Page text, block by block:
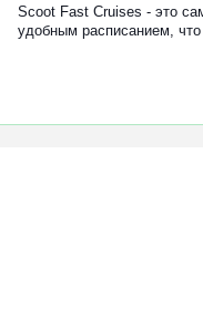
Scoot Fast Cruises - это
удобным расписанием, что